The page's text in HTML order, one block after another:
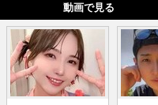
動画で見る